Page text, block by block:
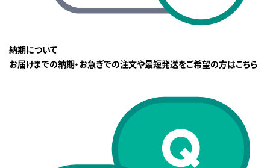
納期について
お届けまでの納期・お急ぎでの注文や最短発送をご希望の方はこちら